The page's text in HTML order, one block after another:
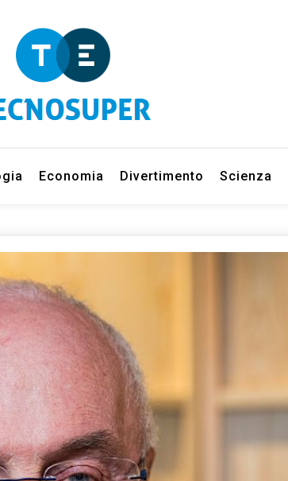
Economia Divertimento Scienza